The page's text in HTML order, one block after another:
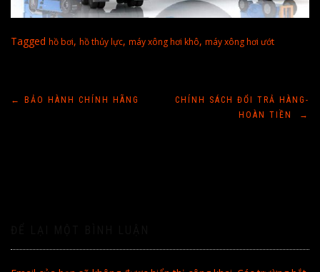
Tagged hồ bơi, hồ thủy lực, máy xông hơi khô, máy xông hơi ướt
Điều
← BẢO HÀNH CHÍNH HÃNG
CHÍNH SÁCH ĐỔI TRẢ HÀNG-
HOÀN TIỀN
→